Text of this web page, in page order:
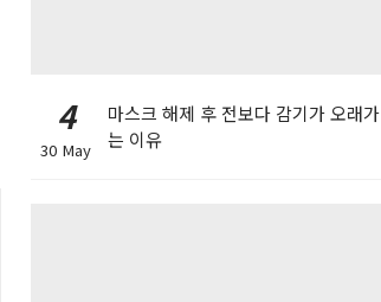
4
30 May
마스크 해제 후 전보다 감기가 오래가
는 이유